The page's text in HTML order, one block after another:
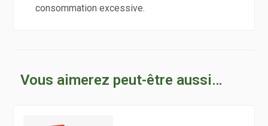
consommation excessive.
Vous aimerez peut-être aussi…